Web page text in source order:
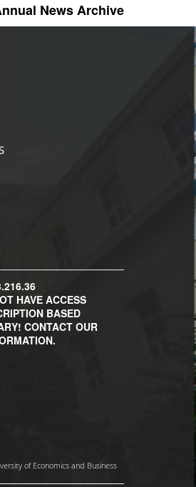
News Archive
HAVE ACCESS
BASED
CONTACT OUR
of Economics and Business